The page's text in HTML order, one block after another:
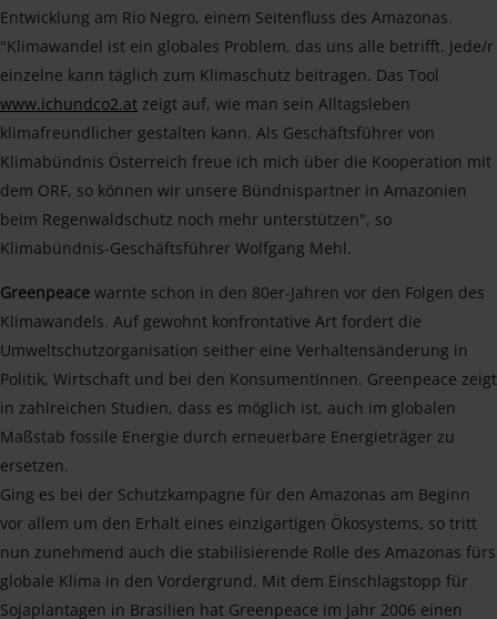
Entwicklung am Rio Negro, einem Seitenfluss des Amazonas.
"Klimawandel ist ein globales Problem, das uns alle betrifft. Jede/r
einzelne kann täglich zum Klimaschutz beitragen. Das Tool
www.ichundco2.at zeigt auf, wie man sein Alltagsleben
klimafreundlicher gestalten kann. Als Geschäftsführer von
Klimabündnis Österreich freue ich mich über die Kooperation mit
dem ORF, so können wir unsere Bündnispartner in Amazonien
beim Regenwaldschutz noch mehr unterstützen", so
Klimabündnis-Geschäftsführer Wolfgang Mehl.
Greenpeace warnte schon in den 80er-Jahren vor den Folgen des
Klimawandels. Auf gewohnt konfrontative Art fordert die
Umweltschutzorganisation seither eine Verhaltensänderung in
Politik, Wirtschaft und bei den KonsumentInnen. Greenpeace zeigt
in zahlreichen Studien, dass es möglich ist, auch im globalen
Maßstab fossile Energie durch erneuerbare Energieträger zu
ersetzen.
Ging es bei der Schutzkampagne für den Amazonas am Beginn
vor allem um den Erhalt eines einzigartigen Ökosystems, so tritt
nun zunehmend auch die stabilisierende Rolle des Amazonas fürs
globale Klima in den Vordergrund. Mit dem Einschlagstopp für
Sojaplantagen in Brasilien hat Greenpeace im Jahr 2006 einen